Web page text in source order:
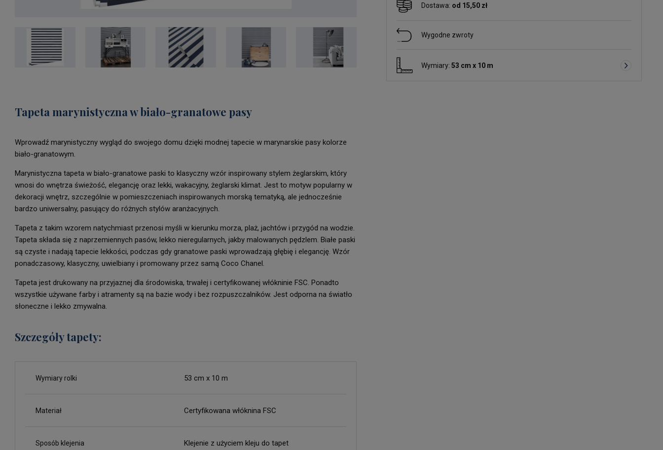
Tapeta marynistyczna w biało-granatowe pasy
Wprowadź marynistyczny wygląd do swojego domu dzięki modnej tapecie w marynarskie pasy kolorze
biało-granatowym.
Marynistyczna tapeta w biało-granatowe paski to klasyczny wzór inspirowany stylem żeglarskim, który
wnosi do wnętrza świeżość, elegancję oraz lekki, wakacyjny, żeglarski klimat. Jest to motyw popularny w
dekoracji wnętrz, szczególnie w pomieszczeniach inspirowanych morską tematyką, ale jednocześnie
bardzo uniwersalny, pasujący do różnych stylów aranżacyjnych.
Tapeta z takim wzorem natychmiast przenosi myśli w kierunku morza, plaż, jachtów i przygód na wodzie.
Tapeta składa się z naprzemiennych pasów, lekko nieregularnych, jakby malowanych pędzlem. Białe paski
są czyste i nadają tapecie lekkości, podczas gdy granatowe paski wprowadzają głębię i elegancję. Wzór
ponadczasowy, klasyczny, uwielbiany i promowany przez samą Coco Chanel.
Tapeta jest drukowany na przyjaznej dla środowiska, trwałej i certyfikowanej włókninie FSC. Ponadto
wszystkie używane farby i atramenty są na bazie wody i bez rozpuszczalników. Jest odporna na światło
słoneczne i lekko zmywalna.
Szczegóły tapety:
Wymiary rolki 53 cm x 10 m
Materiał Certyfikowana włóknina FSC
Sposób klejenia Klejenie z użyciem kleju do tapet
Dostawa: od 15,50 zł
Wygodne zwroty
Wymiary:53 cm x 10 m